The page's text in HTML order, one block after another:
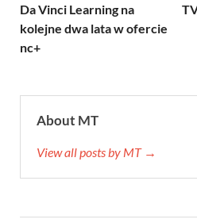
Da Vinci Learning na
kolejne dwa lata w ofercie
nc+
About MT
View all posts by MT →